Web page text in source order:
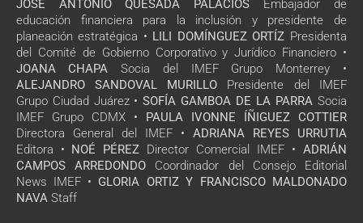
JOSÉ ANTONIO QUESADA PALACIOS Embajador de
educación financiera para la inclusión y presidente de
planeación estratégica • LILI DOMÍNGUEZ ORTÍZ Presidenta
del Comité de Gobierno Corporativo y Jurídico Financiero •
JOANA CHAPA Socia del IMEF Grupo Monterrey •
ALEJANDRO SANDOVAL MURILLO Presidente del IMEF
Grupo Ciudad Juárez • SOFÍA GAMBOA DE LA PARRA Socia
IMEF Grupo CDMX • PAULA IVONNE ÍÑIGUEZ COTTIER
Directora General del IMEF • ADRIANA REYES URRUTIA
Editora • NOÉ PÉREZ Director Comercial IMEF • ADRIÁN
CAMPOS ARREDONDO Coordinador del Consejo Editorial
News IMEF • GLORIA ORTIZ Y FRANCISCO MALDONADO
NAVA Staff